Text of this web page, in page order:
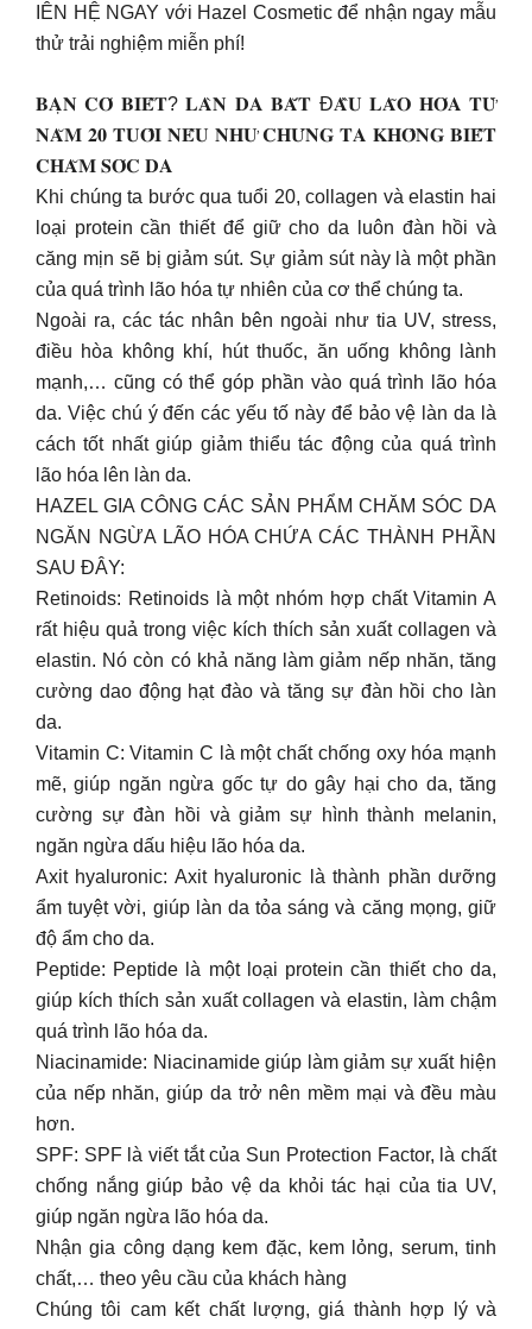
IÊN HỆ NGAY với Hazel Cosmetic để nhận ngay mẫu
thử trải nghiệm miễn phí!
𝐁𝐀̣𝐍 𝐂𝐎́ 𝐁𝐈𝐄̂́𝐓? 𝐋𝐀̀𝐍 𝐃𝐀 𝐁𝐀̆́𝐓 Đ𝐀̂̀𝐔 𝐋𝐀̃𝐎 𝐇𝐎́𝐀 𝐓𝐔̛̀
𝐍𝐀̆𝐌 𝟐𝟎 𝐓𝐔𝐎̂̉𝐈 𝐍𝐄̂́𝐔 𝐍𝐇𝐔̛ 𝐂𝐇𝐔́𝐍𝐆 𝐓𝐀 𝐊𝐇𝐎̂𝐍𝐆 𝐁𝐈𝐄̂́𝐓
𝐂𝐇𝐀̆𝐌 𝐒𝐎́𝐂 𝐃𝐀
Khi chúng ta bước qua tuổi 20, collagen và elastin hai
loại protein cần thiết để giữ cho da luôn đàn hồi và
căng mịn sẽ bị giảm sút. Sự giảm sút này là một phần
của quá trình lão hóa tự nhiên của cơ thể chúng ta.
Ngoài ra, các tác nhân bên ngoài như tia UV, stress,
điều hòa không khí, hút thuốc, ăn uống không lành
mạnh,… cũng có thể góp phần vào quá trình lão hóa
da. Việc chú ý đến các yếu tố này để bảo vệ làn da là
cách tốt nhất giúp giảm thiểu tác động của quá trình
lão hóa lên làn da.
HAZEL GIA CÔNG CÁC SẢN PHẨM CHĂM SÓC DA
NGĂN NGỪA LÃO HÓA CHỨA CÁC THÀNH PHẦN
SAU ĐÂY:
Retinoids: Retinoids là một nhóm hợp chất Vitamin A
rất hiệu quả trong việc kích thích sản xuất collagen và
elastin. Nó còn có khả năng làm giảm nếp nhăn, tăng
cường dao động hạt đào và tăng sự đàn hồi cho làn
da.
Vitamin C: Vitamin C là một chất chống oxy hóa mạnh
mẽ, giúp ngăn ngừa gốc tự do gây hại cho da, tăng
cường sự đàn hồi và giảm sự hình thành melanin,
ngăn ngừa dấu hiệu lão hóa da.
Axit hyaluronic: Axit hyaluronic là thành phần dưỡng
ẩm tuyệt vời, giúp làn da tỏa sáng và căng mọng, giữ
độ ẩm cho da.
Peptide: Peptide là một loại protein cần thiết cho da,
giúp kích thích sản xuất collagen và elastin, làm chậm
quá trình lão hóa da.
Niacinamide: Niacinamide giúp làm giảm sự xuất hiện
của nếp nhăn, giúp da trở nên mềm mại và đều màu
hơn.
SPF: SPF là viết tắt của Sun Protection Factor, là chất
chống nắng giúp bảo vệ da khỏi tác hại của tia UV,
giúp ngăn ngừa lão hóa da.
Nhận gia công dạng kem đặc, kem lỏng, serum, tinh
chất,… theo yêu cầu của khách hàng
Chúng tôi cam kết chất lượng, giá thành hợp lý và